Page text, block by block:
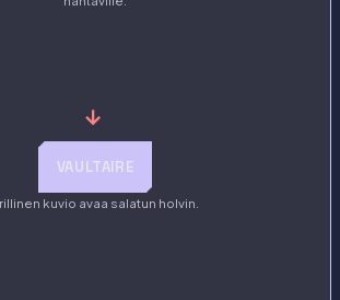
→
VAULTAIRE
kuvio avaa salatun holvin.